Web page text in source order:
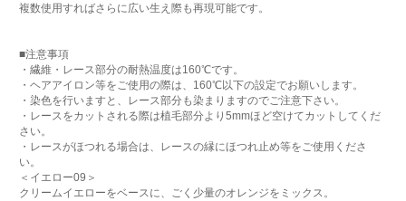
複数使用すればさらに広い生え際も再現可能です。
■注意事項
・繊維・レース部分の耐熱温度は160℃です。
・ヘアアイロン等をご使用の際は、160℃以下の設定でお願いします。
・染色を行いますと、レース部分も染まりますのでご注意下さい。
・レースをカットされる際は植毛部分より5mmほど空けてカットしてくだ
さい。
・レースがほつれる場合は、レースの縁にほつれ止め等をご使用くださ
い。
＜イエロー09＞
クリームイエローをベースに、ごく少量のオレンジをミックス。